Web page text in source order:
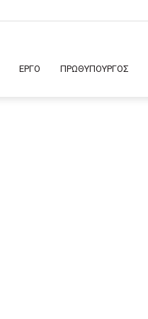
ΕΡΓΟ ΠΡΩΘΥΠΟΥΡΓΟΣ